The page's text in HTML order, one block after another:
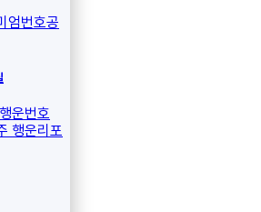
엄번호공
운번호
행운리포